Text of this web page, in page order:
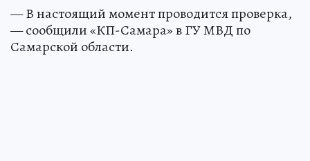
— В настоящий момент проводится проверка,
— сообщили «КП-Самара» в ГУ МВД по
Самарской области.